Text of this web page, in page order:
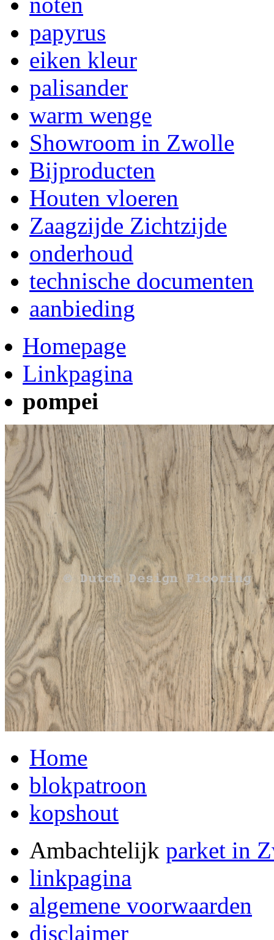
papyrus
eiken kleur
palisander
warm wenge
Showroom in Zwolle
Bijproducten
Houten vloeren
Zaagzijde Zichtzijde
onderhoud
technische documenten
aanbieding
Homepage
Linkpagina
pompei
Home
blokpatroon
kopshout
Ambachtelijk parket in
linkpagina
algemene voorwaarden
disclaimer